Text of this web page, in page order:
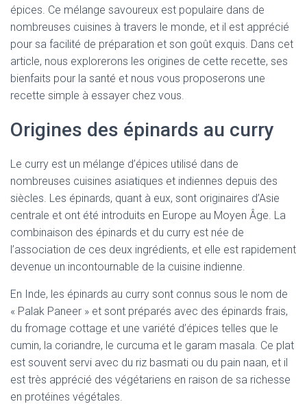
épices. Ce mélange savoureux est populaire dans de
nombreuses cuisines à travers le monde, et il est apprécié
pour sa facilité de préparation et son goût exquis. Dans cet
article, nous explorerons les origines de cette recette, ses
bienfaits pour la santé et nous vous proposerons une
recette simple à essayer chez vous.
Origines des épinards au curry
Le curry est un mélange d’épices utilisé dans de
nombreuses cuisines asiatiques et indiennes depuis des
siècles. Les épinards, quant à eux, sont originaires d’Asie
centrale et ont été introduits en Europe au Moyen Âge. La
combinaison des épinards et du curry est née de
l’association de ces deux ingrédients, et elle est rapidement
devenue un incontournable de la cuisine indienne.
En Inde, les épinards au curry sont connus sous le nom de
« Palak Paneer » et sont préparés avec des épinards frais,
du fromage cottage et une variété d’épices telles que le
cumin, la coriandre, le curcuma et le garam masala. Ce plat
est souvent servi avec du riz basmati ou du pain naan, et il
est très apprécié des végétariens en raison de sa richesse
en protéines végétales.